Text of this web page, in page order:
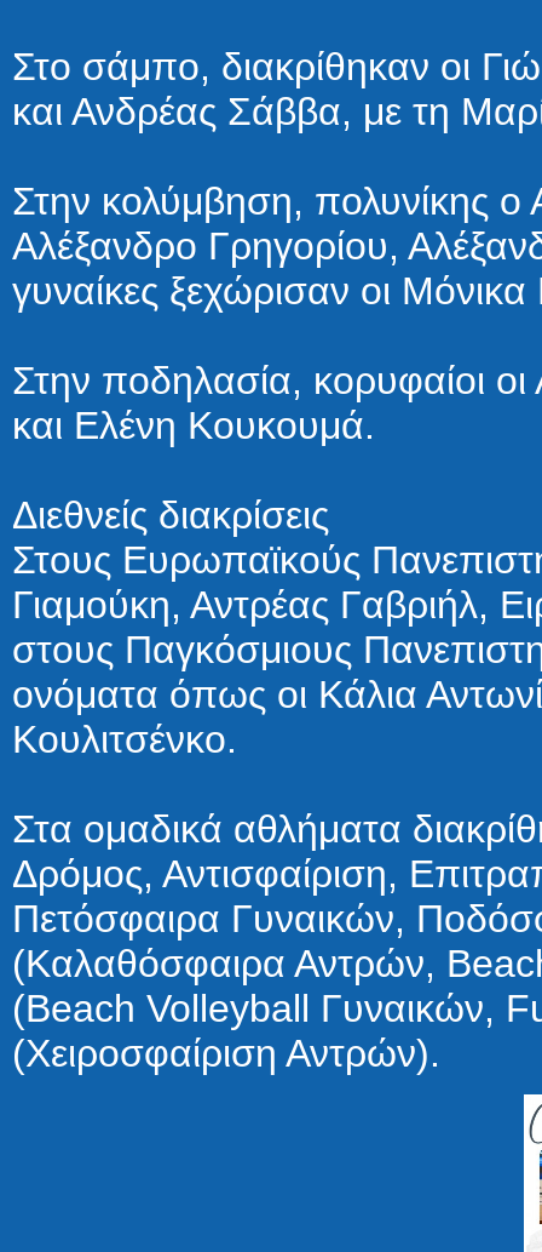
Στο σάμπο, διακρίθηκαν οι
και Ανδρέας Σάββα, με τη
Στην κολύμβηση, πολυνίκης ο
Αλέξανδρο Γρηγορίου,
γυναίκες ξεχώρισαν οι
Στην ποδηλασία, κορυφαίοι
και Ελένη Κουκουμά.
Διεθνείς διακρίσεις
Στους Ευρωπαϊκούς
Γιαμούκη, Αντρέας Γαβριήλ,
στους Παγκόσμιους
ονόματα όπως οι Κάλια
Κουλιτσένκο.
Στα ομαδικά αθλήματα
Δρόμος, Αντισφαίριση,
Πετόσφαιρα Γυναικών,
(Καλαθόσφαιρα Αντρών,
(Beach Volleyball Γυναικών,
(Χειροσφαίριση Αντρών).